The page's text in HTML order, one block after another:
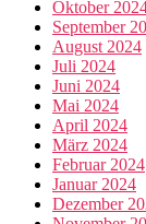
Oktober
September
August 2024
Juli 2024
Juni 2024
Mai 2024
April 2024
März 2024
Februar 2024
Januar 2024
Dezember